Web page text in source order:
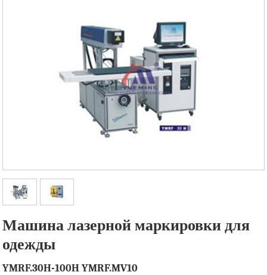
Машина лазерной маркировки для
одежды
YMRF.30H-100H YMRF.MV10